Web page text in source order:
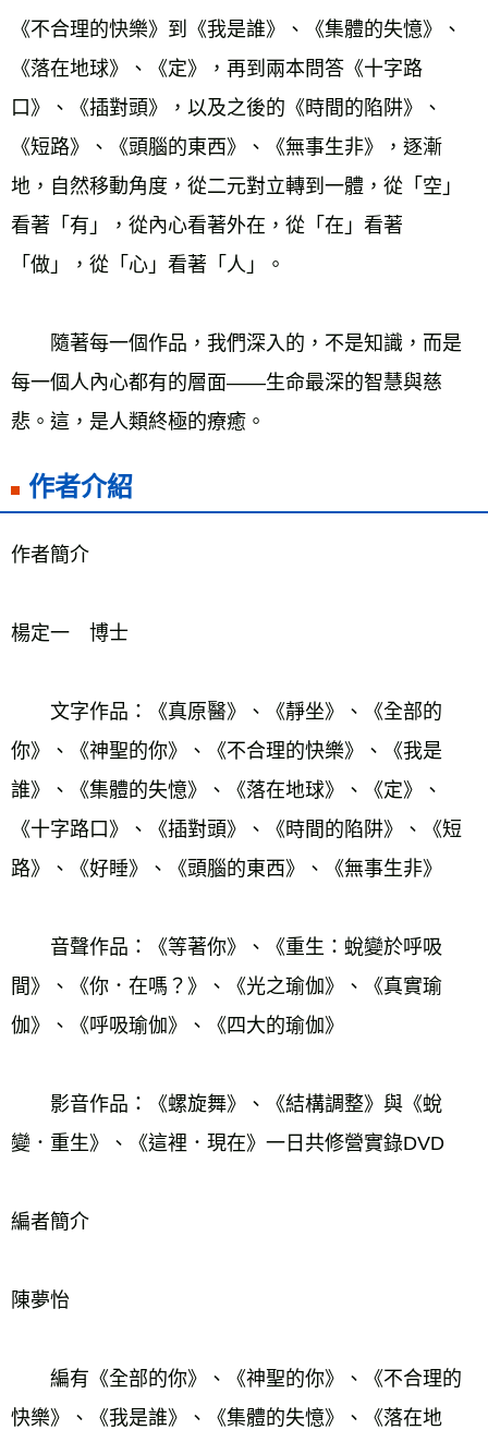
《不合理的快樂》到《我是誰》、《集體的失憶》、
《落在地球》、《定》，再到兩本問答《十字路
口》、《插對頭》，以及之後的《時間的陷阱》、
《短路》、《頭腦的東西》、《無事生非》，逐漸
地，自然移動角度，從二元對立轉到一體，從「空」
看著「有」，從內心看著外在，從「在」看著
「做」，從「心」看著「人」。
隨著每一個作品，我們深入的，不是知識，而是
每一個人內心都有的層面——生命最深的智慧與慈
悲。這，是人類終極的療癒。
作者介紹
作者簡介
楊定一　博士
文字作品：《真原醫》、《靜坐》、《全部的
你》、《神聖的你》、《不合理的快樂》、《我是
誰》、《集體的失憶》、《落在地球》、《定》、
《十字路口》、《插對頭》、《時間的陷阱》、《短
路》、《好睡》、《頭腦的東西》、《無事生非》
音聲作品：《等著你》、《重生：蛻變於呼吸
間》、《你．在嗎？》、《光之瑜伽》、《真實瑜
伽》、《呼吸瑜伽》、《四大的瑜伽》
影音作品：《螺旋舞》、《結構調整》與《蛻
變．重生》、《這裡．現在》一日共修營實錄DVD
編者簡介
陳夢怡
編有《全部的你》、《神聖的你》、《不合理的
快樂》、《我是誰》、《集體的失憶》、《落在地